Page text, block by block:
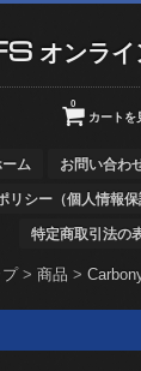
オンライ
カートを
0
ーム お問い合わ
リシー（個人情報保
特定商取引法の
>商品 >